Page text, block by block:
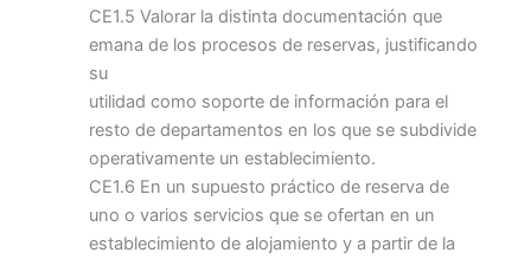
CE1.5 Valorar la distinta documentación que
emana de los procesos de reservas, justificando
su
utilidad como soporte de información para el
resto de departamentos en los que se subdivide
operativamente un establecimiento.
CE1.6 En un supuesto práctico de reserva de
uno o varios servicios que se ofertan en un
establecimiento de alojamiento y a partir de la